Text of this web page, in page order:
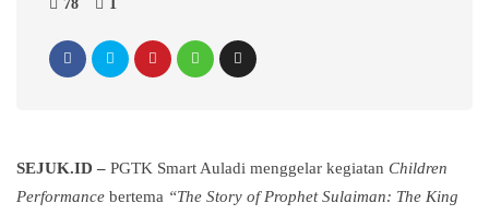
78 1
SEJUK.ID – PGTK Smart Auladi menggelar kegiatan Children
Performance bertema “The Story of Prophet Sulaiman: The King